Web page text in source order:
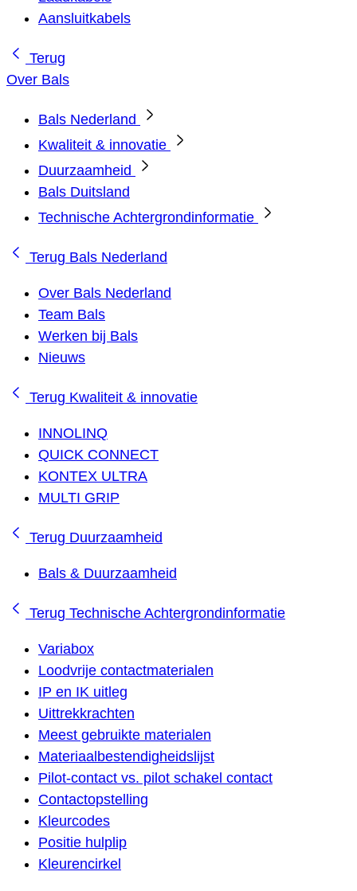
Aansluitkabels
Terug
Over Bals
Bals Nederland
Kwaliteit & innovatie
Duurzaamheid
Bals Duitsland
Technische Achtergrondinformatie
Terug Bals Nederland
Over Bals Nederland
Team Bals
Werken bij Bals
Nieuws
Terug Kwaliteit & innovatie
INNOLINQ
QUICK CONNECT
KONTEX ULTRA
MULTI GRIP
Terug Duurzaamheid
Bals & Duurzaamheid
Terug Technische Achtergrondinformatie
Variabox
Loodvrije contactmaterialen
IP en IK uitleg
Uittrekkrachten
Meest gebruikte materialen
Materiaalbestendigheidslijst
Pilot-contact vs. pilot schakel contact
Contactopstelling
Kleurcodes
Positie hulplip
Kleurencirkel